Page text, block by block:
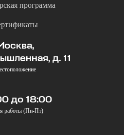
программа
д. 11
до 18:00
работы (Пн-Пт)